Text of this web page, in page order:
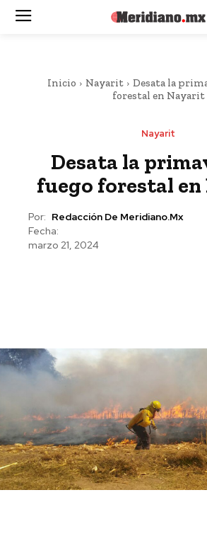
Inicio Nayarit
Desata la
forestal en Nayarit
Nayarit
Desata la
fuego forestal
Por: Redacción De Meridiano.mx
Fecha:
marzo 21, 2024